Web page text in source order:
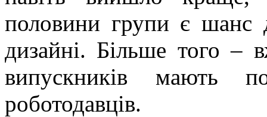
половини групи є шанс
дизайні. Більше того –
випускників мають
роботодавців.